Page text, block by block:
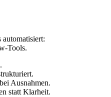
automatisiert:
Tools.
Ausnahmen.
statt Klarheit.